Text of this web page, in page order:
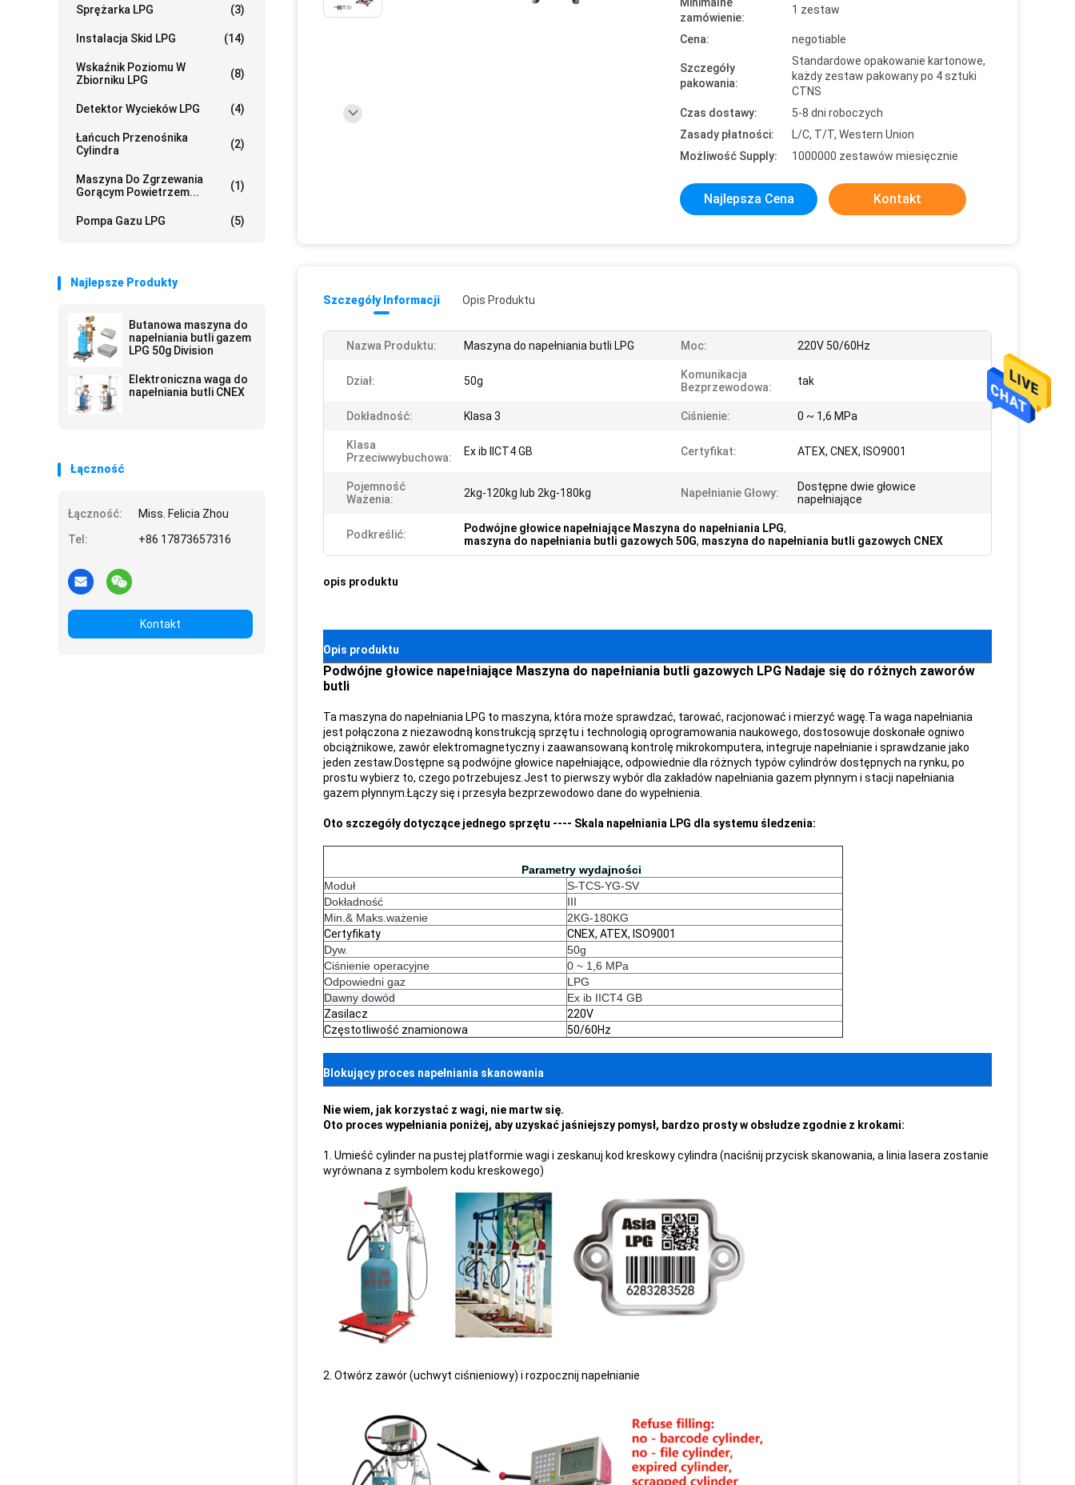
Sprężarka LPG (3)
Instalacja Skid LPG (14)
Wskaźnik Poziomu W
Zbiorniku LPG
(8)
Detektor Wycieków LPG (4)
Łańcuch Przenośnika
Cylindra
(2)
Maszyna Do Zgrzewania
Gorącym Powietrzem...
(1)
Pompa Gazu LPG (5)
Najlepsze Produkty
Butanowa maszyna do
napełniania butli gazem
LPG 50g Division
Elektroniczna waga do
napełniania butli CNEX
Łączność
Łączność:
Miss. Felicia Zhou
Tel:
+86 17873657316
Kontakt
zamówienie:
1 zestaw
Cena: negotiable
Szczegóły
pakowania:
Standardowe opakowanie kartonowe,
każdy zestaw pakowany po 4 sztuki
CTNS
Czas dostawy:
5-8 dni roboczych
Zasady płatności:
L/C, T/T, Western Union
Możliwość Supply:
1000000 zestawów miesięcznie
Najlepsza Cena Kontakt
Szczegóły Informacji Opis Produktu
Nazwa Produktu: Maszyna do napełniania butli LPG Moc: 220V 50/60Hz
Dział: 50g
Komunikacja
Bezprzewodowa:
tak
Dokładność: Klasa 3 Ciśnienie: 0 ~ 1,6 MPa
Klasa
Przeciwwybuchowa:
Ex ib IICT4 GB Certyfikat: ATEX, CNEX, ISO9001
Pojemność
Ważenia:
2kg-120kg lub 2kg-180kg Napełnianie Głowy:
Dostępne dwie głowice
napełniające
Podkreślić: Podwójne głowice napełniające Maszyna do napełniania LPG,
maszyna do napełniania butli gazowych 50G, maszyna do napełniania butli gazowych CNEX
opis produktu
Opis produktu
Podwójne głowice napełniające Maszyna do napełniania butli gazowych LPG Nadaje się do różnych zaworów
butli
Ta maszyna do napełniania LPG to maszyna, która może sprawdzać, tarować, racjonować i mierzyć wagę.Ta waga napełniania
jest połączona z niezawodną konstrukcją sprzętu i technologią oprogramowania naukowego, dostosowuje doskonałe ogniwo
obciążnikowe, zawór elektromagnetyczny i zaawansowaną kontrolę mikrokomputera, integruje napełnianie i sprawdzanie jako
jeden zestaw.Dostępne są podwójne głowice napełniające, odpowiednie dla różnych typów cylindrów dostępnych na rynku, po
prostu wybierz to, czego potrzebujesz.Jest to pierwszy wybór dla zakładów napełniania gazem płynnym i stacji napełniania
gazem płynnym.Łączy się i przesyła bezprzewodowo dane do wypełnienia.
Oto szczegóły dotyczące jednego sprzętu ---- Skala napełniania LPG dla systemu śledzenia:
Parametry wydajności
Moduł
S-TCS-YG-SV
Dokładność
III
Min.& Maks.ważenie
2KG-180KG
Certyfikaty
CNEX, ATEX, ISO9001
Dyw.
50g
Ciśnienie operacyjne
0 ~ 1,6 MPa
Odpowiedni gaz
LPG
Dawny dowód
Ex ib IICT4 GB
Zasilacz
220V
Częstotliwość znamionowa
50/60Hz
Blokujący proces napełniania skanowania
Nie wiem, jak korzystać z wagi, nie martw się.
Oto proces wypełniania poniżej, aby uzyskać jaśniejszy pomysł, bardzo prosty w obsłudze zgodnie z krokami:
1. Umieść cylinder na pustej platformie wagi i zeskanuj kod kreskowy cylindra (naciśnij przycisk skanowania, a linia lasera zostanie
wyrównana z symbolem kodu kreskowego)
2. Otwórz zawór (uchwyt ciśnieniowy) i rozpocznij napełnianie